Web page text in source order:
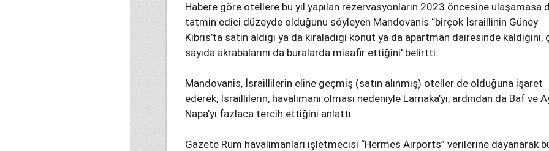
Habere göre otellere bu yıl yapılan rezervasyonların 2023 öncesine ulaşamasa
tatmin edici düzeyde olduğunu söyleyen Mandovanis “birçok İsraillinin Güney
Kıbrıs’ta satın aldığı ya da kiraladığı konut ya da apartman dairesinde kaldığını,
sayıda akrabalarını da buralarda misafir ettiğini' belirtti.
Mandovanis, İsraillilerin eline geçmiş (satın alınmış) oteller de olduğuna işaret
ederek, İsraillilerin, havalimanı olması nedeniyle Larnaka’yı, ardından da Baf ve
Napa’yı fazlaca tercih ettiğini anlattı.
Gazete Rum havalimanları işletmecisi “Hermes Airports” verilerine dayanarak